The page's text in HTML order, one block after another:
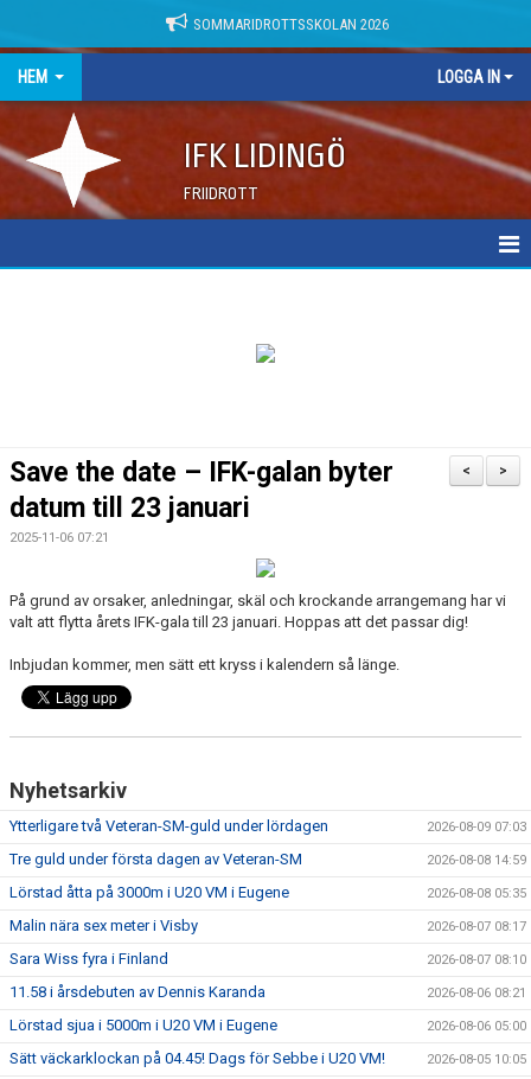
SOMMARIDROTTSSKOLAN 2026
HEM LOGGA IN
IFK LIDINGÖ
FRIIDROTT
>
<
Save the date – IFK-galan byter
datum till 23 januari
2025-11-06 07:21
På grund av orsaker, anledningar, skäl och krockande arrangemang har vi
valt att flytta årets IFK-gala till 23 januari. Hoppas att det passar dig!
Inbjudan kommer, men sätt ett kryss i kalendern så länge.
Nyhetsarkiv
Ytterligare två Veteran-SM-guld under lördagen 2026-08-09 07:03
Tre guld under första dagen av Veteran-SM 2026-08-08 14:59
Lörstad åtta på 3000m i U20 VM i Eugene 2026-08-08 05:35
Malin nära sex meter i Visby 2026-08-07 08:17
Sara Wiss fyra i Finland 2026-08-07 08:10
11.58 i årsdebuten av Dennis Karanda 2026-08-06 08:21
Lörstad sjua i 5000m i U20 VM i Eugene 2026-08-06 05:00
Sätt väckarklockan på 04.45! Dags för Sebbe i U20 VM! 2026-08-05 10:05